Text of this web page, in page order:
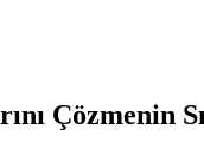
Çözmenin